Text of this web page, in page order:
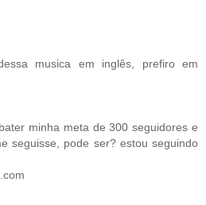
musica em inglês, prefiro em
minha meta de 300 seguidores e
seguisse, pode ser? estou seguindo